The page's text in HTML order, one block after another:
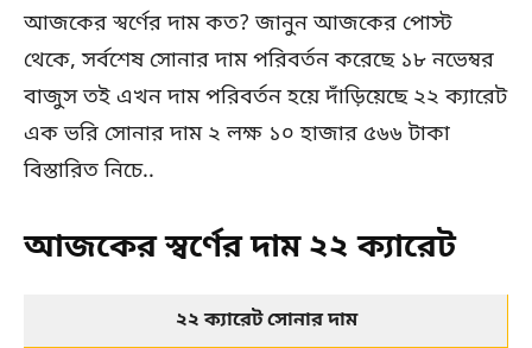
আজকের স্বর্ণের দাম কত? জানুন আজকের পোস্ট
থেকে, সর্বশেষ সোনার দাম পরিবর্তন করেছে ১৮ নভেম্বর
বাজুস তই এখন দাম পরিবর্তন হয়ে দাঁড়িয়েছে ২২ ক্যারেট
এক ভরি সোনার দাম ২ লক্ষ ১০ হাজার ৫৬৬ টাকা
বিস্তারিত নিচে..
আজকের স্বর্ণের দাম ২২ ক্যারেট
২২ ক্যারেট সোনার দাম